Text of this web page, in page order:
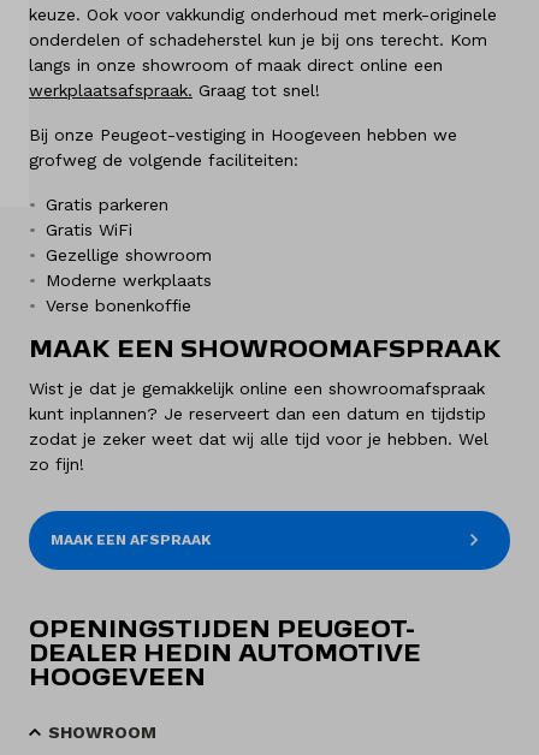
Over ons
Kennis & advies
Land
Nederland
Taal
keuze. Ook voor vakkundig onderhoud met merk-originele
onderdelen of schadeherstel kun je bij ons terecht. Kom
langs in onze showroom of maak direct online een
werkplaatsafspraak. Graag tot snel!
Bij onze Peugeot-vestiging in Hoogeveen hebben we
grofweg de volgende faciliteiten:
Gratis parkeren
Gratis WiFi
Gezellige showroom
Moderne werkplaats
Verse bonenkoffie
MAAK EEN SHOWROOMAFSPRAAK
Wist je dat je gemakkelijk online een showroomafspraak
kunt inplannen? Je reserveert dan een datum en tijdstip
zodat je zeker weet dat wij alle tijd voor je hebben. Wel
zo fijn!
MAAK EEN AFSPRAAK
OPENINGSTIJDEN PEUGEOT-
DEALER HEDIN AUTOMOTIVE
HOOGEVEEN
SHOWROOM